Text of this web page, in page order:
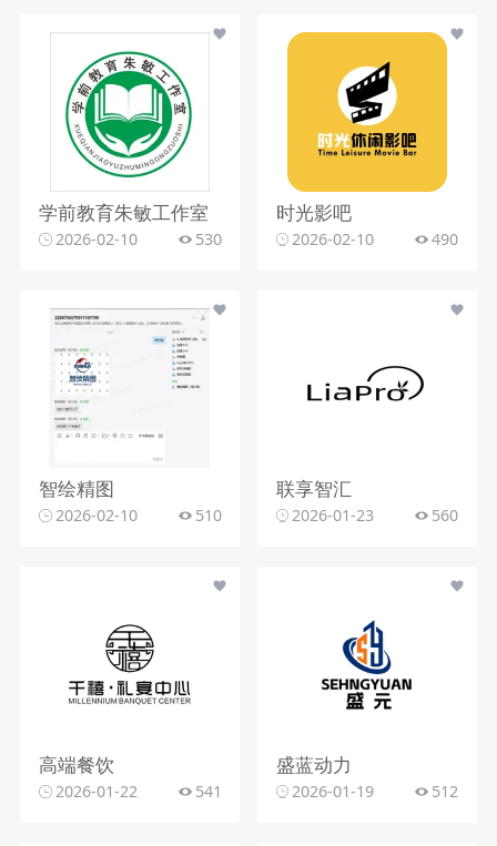
学前教育朱敏工作室
2026-02-10 530
时光影吧
2026-02-10 490
智绘精图
2026-02-10 510
联享智汇
2026-01-23 560
高端餐饮
2026-01-22 541
盛蓝动力
2026-01-19 512